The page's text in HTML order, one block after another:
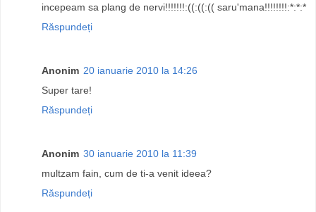
incepeam sa plang de nervi!!!!!!!:((:((:(( saru'mana!!!!!!!!:*:*:*
Răspundeți
Anonim 20 ianuarie 2010 la 14:26
Super tare!
Răspundeți
Anonim 30 ianuarie 2010 la 11:39
multzam fain, cum de ti-a venit ideea?
Răspundeți